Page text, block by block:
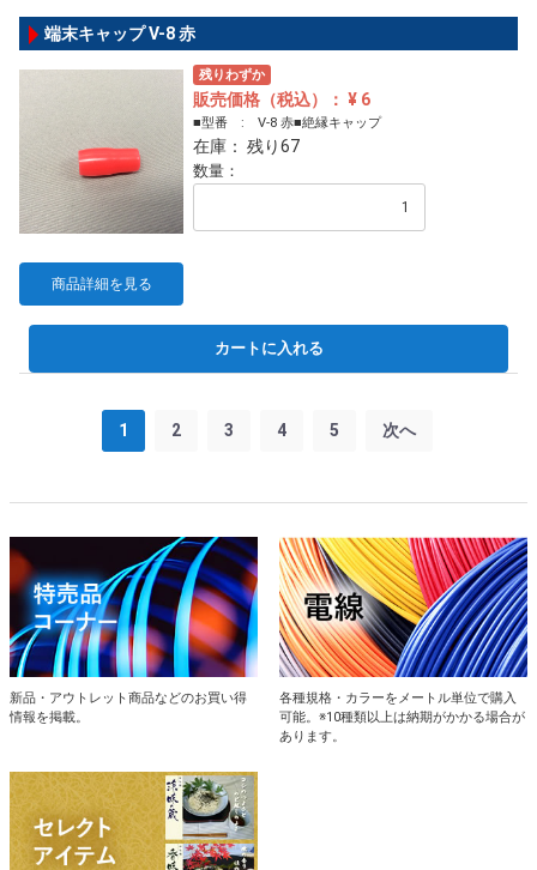
端末キャップ V-8 赤
商品詳細を見る
残りわずか
販売価格（税込）： ¥ 6
■型番 : V-8 赤■絶縁キャップ
在庫： 残り67
数量：
カートに入れる
1 2 3 4 5 次へ
新品・アウトレット商品などのお買い得
情報を掲載。
各種規格・カラーをメートル単位で購入
可能。※10種類以上は納期がかかる場合が
あります。